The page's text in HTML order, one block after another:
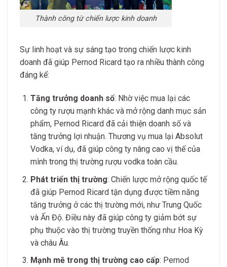
Thành công từ chiến lược kinh doanh
Sự linh hoạt và sự sáng tạo trong chiến lược kinh
doanh đã giúp Pernod Ricard tạo ra nhiều thành công
đáng kể:
Tăng trưởng doanh số: Nhờ việc mua lại các
công ty rượu mạnh khác và mở rộng danh mục sản
phẩm, Pernod Ricard đã cải thiện doanh số và
tăng trưởng lợi nhuận. Thương vụ mua lại Absolut
Vodka, ví dụ, đã giúp công ty nâng cao vị thế của
mình trong thị trường rượu vodka toàn cầu.
Phát triển thị trường: Chiến lược mở rộng quốc tế
đã giúp Pernod Ricard tận dụng được tiềm năng
tăng trưởng ở các thị trường mới, như Trung Quốc
và Ấn Độ. Điều này đã giúp công ty giảm bớt sự
phụ thuộc vào thị trường truyền thống như Hoa Kỳ
và châu Âu.
Mạnh mẽ trong thị trường cao cấp: Pernod